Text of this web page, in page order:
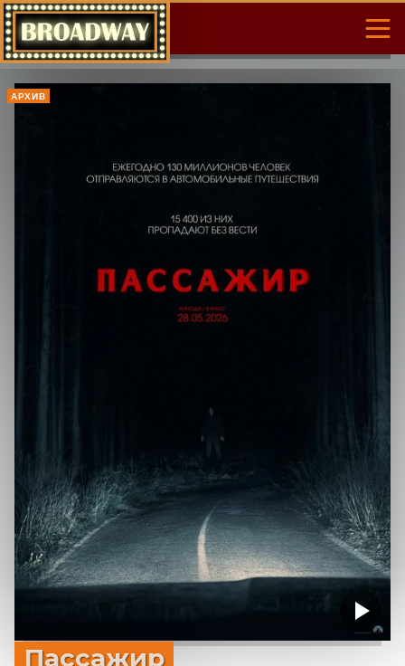
АРХИВ
Пассажир